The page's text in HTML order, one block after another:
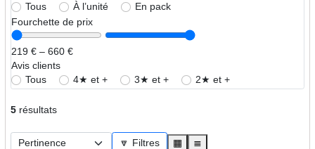
Tous
À l’unité
En pack
Fourchette de prix
219 € – 660 €
Avis clients
Tous
4★ et + 3★ et + 2★ et +
5résultats
🔽 Filtres ▦ ≣